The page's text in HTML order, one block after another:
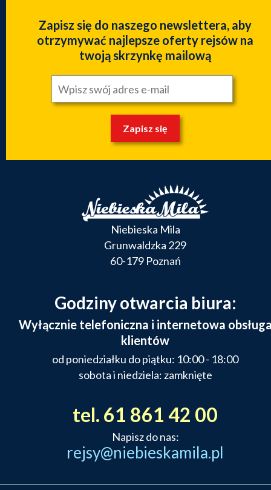
Zapisz się do naszego newslettera, aby
otrzymywać najlepsze oferty rejsów na
twoją skrzynkę mailową
Zapisz się
Niebieska Mila
Grunwaldzka 229
60-179 Poznań
Godziny otwarcia biura:
Wyłącznie telefoniczna i internetowa
klientów
od poniedziałku do piątku: 10:00 - 18:00
sobota i niedziela: zamknięte
tel. 61 861 42 00
Napisz do nas:
rejsy@niebieskamila.pl